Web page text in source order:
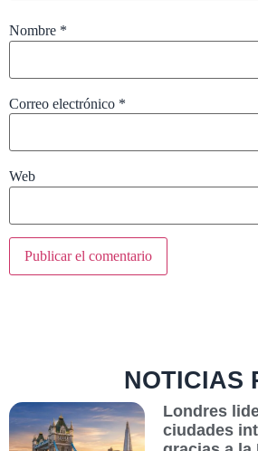
Nombre *
Correo electrónico *
Web
NOTICIAS
Londres
ciudades